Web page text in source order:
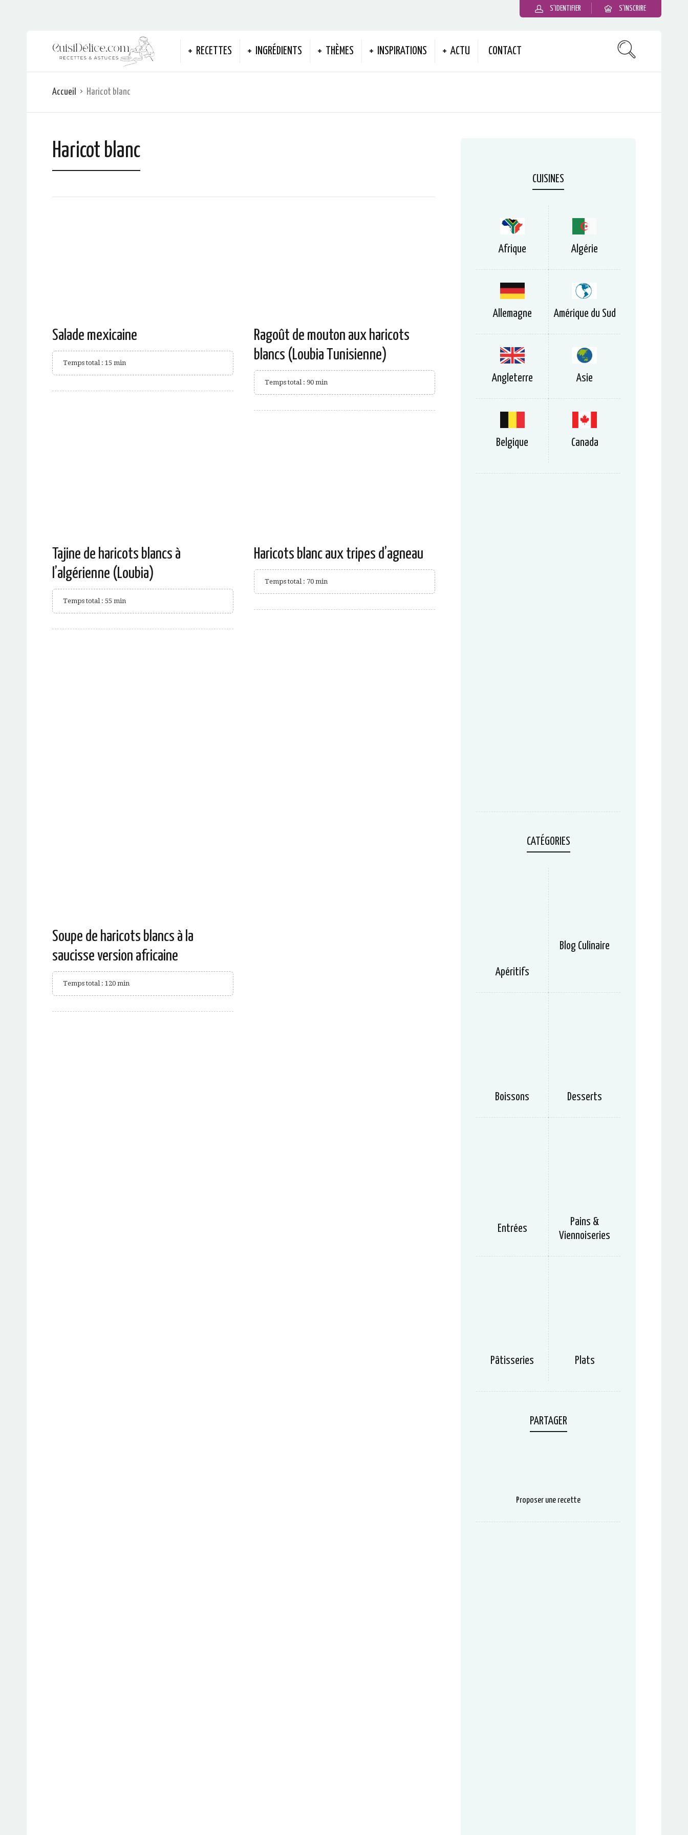
S'IDENTIFIER S'INSCRIRE
RECETTES INGRÉDIENTS THÈMES INSPIRATIONS ACTU CONTACT
Accueil Haricot blanc
Haricot blanc
Salade mexicaine
Temps total : 15 min
Ragoût de mouton aux haricots
blancs (Loubia Tunisienne)
Temps total : 90 min
Tajine de haricots blancs à
l’algérienne (Loubia)
Temps total : 55 min
Haricots blanc aux tripes d’agneau
Temps total : 70 min
Soupe de haricots blancs à la
saucisse version africaine
Temps total : 120 min
CUISINES
Afrique Algérie
Allemagne Amérique du Sud
Angleterre Asie
Belgique Canada
CATÉGORIES
Apéritifs
Blog Culinaire
Boissons Desserts
Entrées
Pains &
Viennoiseries
Pâtisseries Plats
PARTAGER
Proposer une recette